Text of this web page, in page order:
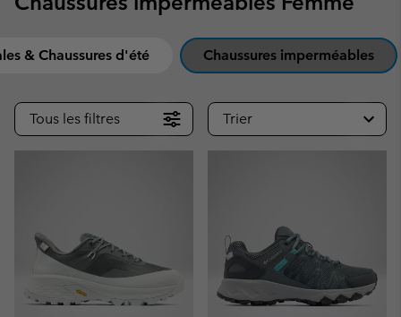
SKIP
& Chaussures d'été Chaussures imperméables
Tous les filtres Trier